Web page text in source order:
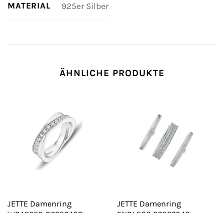
MATERIAL 925er Silber
ÄHNLICHE PRODUKTE
JETTE Damenring
JETTE Damenring